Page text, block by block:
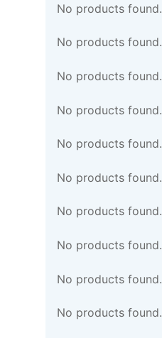
No products found.
No products found.
No products found.
No products found.
No products found.
No products found.
No products found.
No products found.
No products found.
No products found.